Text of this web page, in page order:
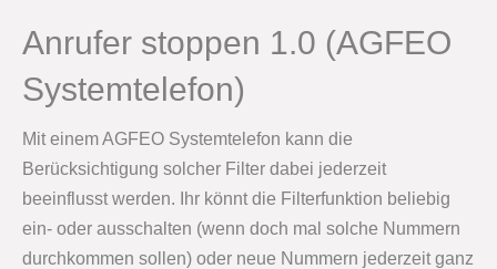
Anrufer stoppen 1.0 (AGFEO
Systemtelefon)
Mit einem AGFEO Systemtelefon kann die
Berücksichtigung solcher Filter dabei jederzeit
beeinflusst werden. Ihr könnt die Filterfunktion beliebig
ein- oder ausschalten (wenn doch mal solche Nummern
durchkommen sollen) oder neue Nummern jederzeit ganz